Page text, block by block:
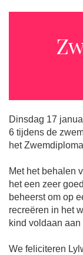
Dinsdag 17
6 tijdens de
het
Met het behalen
het een zeer
beheerst om op
recreëren in het
kind voldaan
We feliciteren